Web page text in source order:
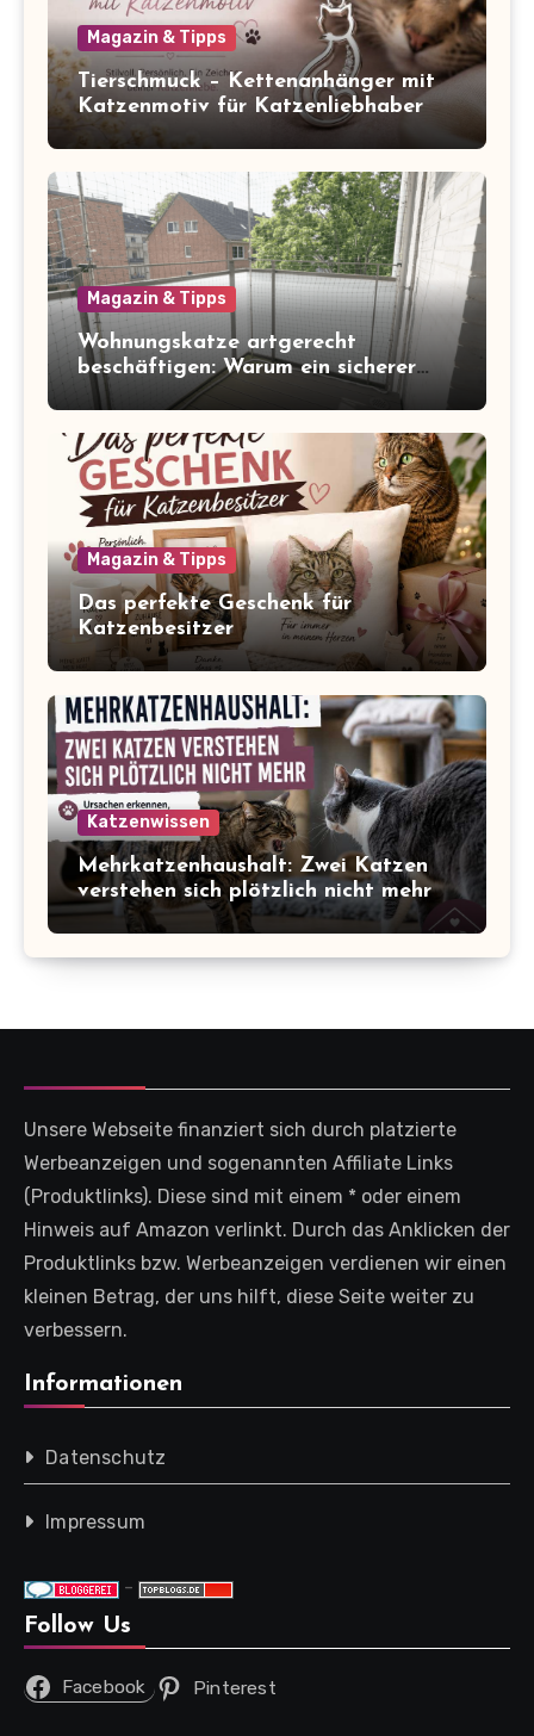
Magazin & Tipps
Tierschmuck – Kettenanhänger mit
Katzenmotiv für Katzenliebhaber
Magazin & Tipps
Wohnungskatze artgerecht
beschäftigen: Warum ein sicherer
Balkon zum Freigang dazugehört
Magazin & Tipps
Das perfekte Geschenk für
Katzenbesitzer
Katzenwissen
Mehrkatzenhaushalt: Zwei Katzen
verstehen sich plötzlich nicht mehr
Unsere Webseite finanziert sich durch platzierte
Werbeanzeigen und sogenannten Affiliate Links
(Produktlinks). Diese sind mit einem * oder einem
Hinweis auf Amazon verlinkt. Durch das Anklicken der
Produktlinks bzw. Werbeanzeigen verdienen wir einen
kleinen Betrag, der uns hilft, diese Seite weiter zu
verbessern.
Informationen
Datenschutz
Impressum
-
Follow Us
Facebook Pinterest